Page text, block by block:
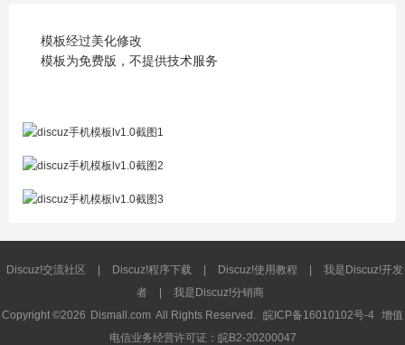
模板经过美化修改
模板为免费版，不提供技术服务
Discuz!交流社区 Discuz!程序下载 Discuz!使用教程
我是Discuz!开发
者
我是Discuz!分销商
Copyright ©2026 Dismall.com All Rights Reserved. 皖ICP备16010102号-4 增值
电信业务经营许可证：皖B2-20200047